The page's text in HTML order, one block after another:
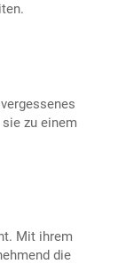
zu einem
Mit ihrem
die